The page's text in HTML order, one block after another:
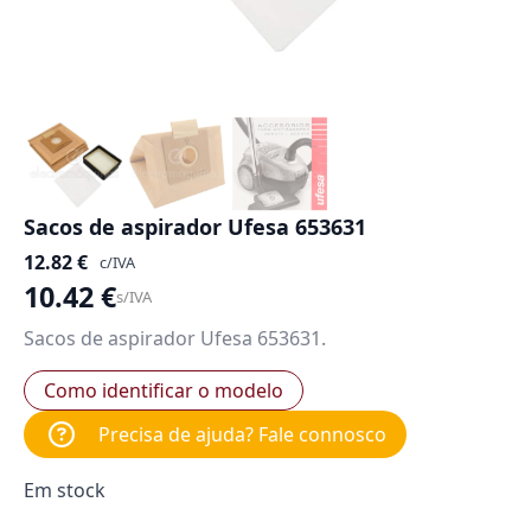
Sacos de aspirador Ufesa 653631
12.82€ c/IVA
10.42€s/IVA
Sacos de aspirador Ufesa 653631.
Como identificar o modelo
Precisa de ajuda? Fale connosco
Em stock